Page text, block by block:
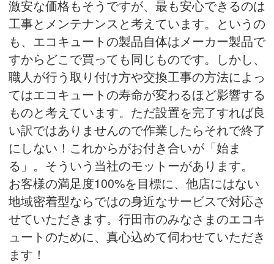
激安な価格もそうですが、最も安心できるのは
工事とメンテナンスと考えています。というの
も、エコキュートの製品自体はメーカー製品で
すからどこで買っても同じものです。しかし、
職人が行う取り付け方や交換工事の方法によっ
てはエコキュートの寿命が変わるほど影響する
ものと考えています。ただ設置を完了すれば良
い訳ではありませんので作業したらそれで終了
にしない！これからがお付き合いが「始ま
る」。そういう当社のモットーがあります。
お客様の満足度100%を目標に、他店にはない
地域密着型ならではの身近なサービスで対応さ
せていただきます。行田市のみなさまのエコキ
ュートのために、真心込めて伺わせていただき
ます！